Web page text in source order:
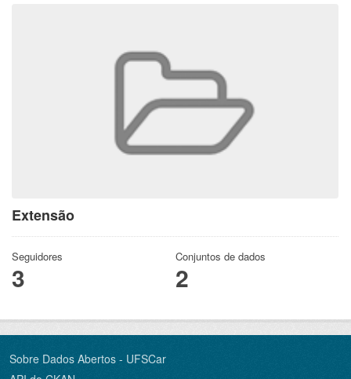
Extensão
Seguidores
3
Conjuntos de dados
2
Sobre Dados Abertos - UFSCar